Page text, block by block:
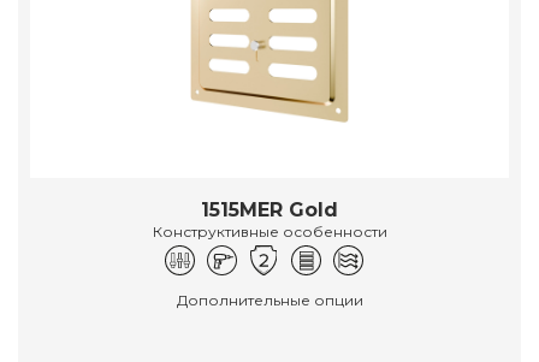
1515MER Gold
Конструктивные особенности
Дополнительные опции